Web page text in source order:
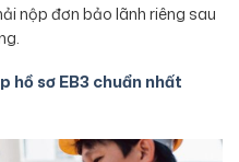
nộp đơn bảo lãnh riêng sau
hồ sơ EB3 chuẩn nhất